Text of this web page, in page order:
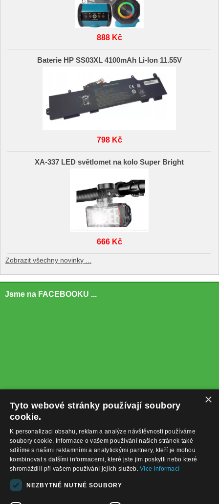
888 Kč
Baterie HP SS03XL 4100mAh Li-Ion 11.55V
798 Kč
XA-337 LED světlomet na kolo Super Bright
666 Kč
Zobrazit všechny novinky ...
Jsme na FACEBOOKU ...
+420732122225
obchod@baterie-nabijecka.cz
×
Tyto webové stránky používají soubory
cookie.
K personalizaci obsahu, reklam a analýze návštěvnosti používáme
soubory cookie. Informace o vašem používání našich stránek také
sdílíme s našimi reklamními a analytickými partnery, kteří je mohou
kombinovat s dalšími informacemi, které jste jim poskytli nebo které
shromáždili při vašem používání jejich služeb.Více informací
NEZBYTNĚ NUTNÉ SOUBORY